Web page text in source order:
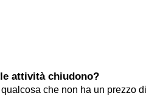
attività chiudono?
che non ha un prezzo